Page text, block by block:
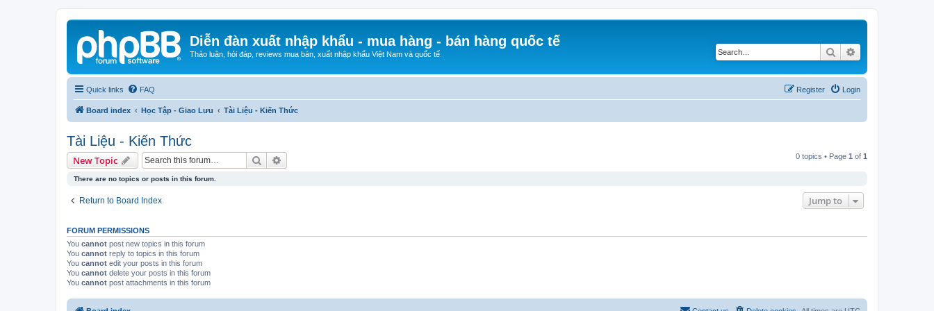
Diễn đàn xuất nhập khẩu - mua hàng - bán hàng quốc tế
Thảo luận, hỏi đáp, reviews mua bán, xuất nhập khẩu Việt Nam và quốc tế. Search
Quick links FAQ Login
Register
Board index Học Tập - Giao Lưu Tài Liệu - Kiến Thức
Tài Liệu - Kiến Thức
New Topic Search 0 topics • Page 1 of 1
There are no topics or posts in this forum.
Return to Board Index Jump to
FORUM PERMISSIONS
You cannot post new topics in this forum
You cannot reply to topics in this forum
You cannot edit your posts in this forum
You cannot delete your posts in this forum
You cannot post attachments in this forum